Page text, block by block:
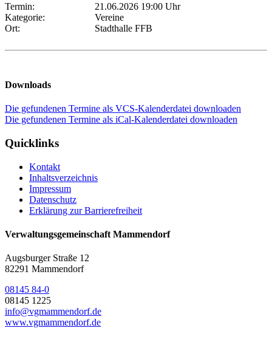
Termin:
21.06.2026 19:00 Uhr
Kategorie:
Vereine
Ort:
Stadthalle FFB
Downloads
Die gefundenen Termine als VCS-Kalenderdatei downloaden
Die gefundenen Termine als iCal-Kalenderdatei downloaden
Quicklinks
Kontakt
Inhaltsverzeichnis
Impressum
Datenschutz
Erklärung zur Barrierefreiheit
Verwaltungsgemeinschaft Mammendorf
Augsburger Straße 12
82291 Mammendorf
08145 84-0
08145 1225
info@vgmammendorf.de
www.vgmammendorf.de